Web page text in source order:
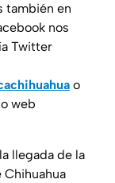
también en
nos
Twitter
o
web
llegada de la
Chihuahua